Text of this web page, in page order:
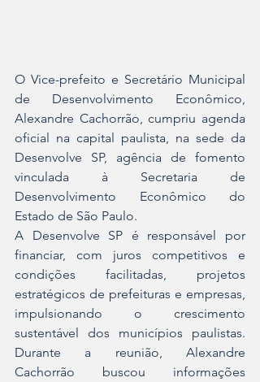
O Vice-prefeito e Secretário Municipal
de Desenvolvimento Econômico,
Alexandre Cachorrão, cumpriu agenda
oficial na capital paulista, na sede da
Desenvolve SP, agência de fomento
vinculada à Secretaria de
Desenvolvimento Econômico do
Estado de São Paulo.
A Desenvolve SP é responsável por
financiar, com juros competitivos e
condições facilitadas, projetos
estratégicos de prefeituras e empresas,
impulsionando o crescimento
sustentável dos municípios paulistas.
Durante a reunião, Alexandre
Cachorrão buscou informações